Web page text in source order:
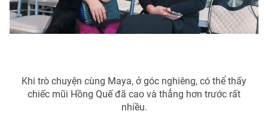
Khi trò chuyện cùng Maya, ở góc nghiêng, có thể thấy
chiếc mũi Hồng Quế đã cao và thẳng hơn trước rất
nhiều.